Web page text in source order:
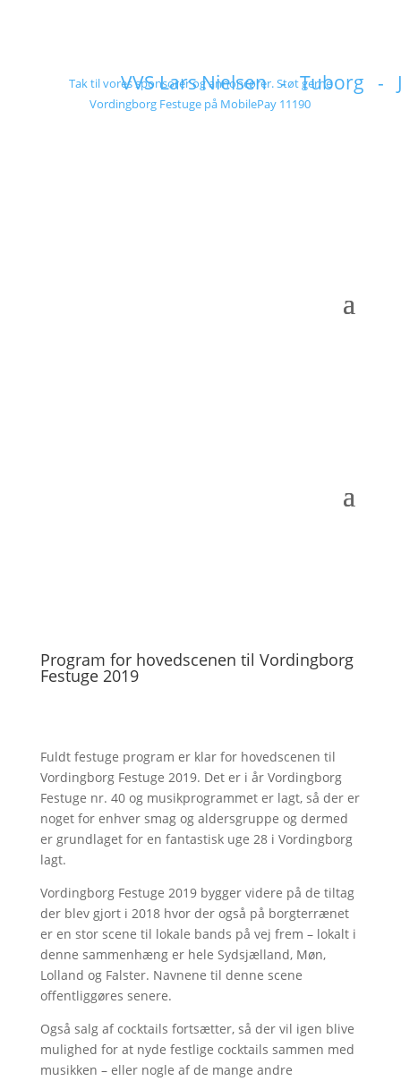
Tak til vores sponsorer og annoncører. Støt gerne
Vordingborg Festuge på MobilePay 11190
VVS Lars Nielsen - Tuborg -
Program for hovedscenen til Vordingborg
Festuge 2019
Fuldt festuge program er klar for hovedscenen til
Vordingborg Festuge 2019. Det er i år Vordingborg
Festuge nr. 40 og musikprogrammet er lagt, så der er
noget for enhver smag og aldersgruppe og dermed
er grundlaget for en fantastisk uge 28 i Vordingborg
lagt.
Vordingborg Festuge 2019 bygger videre på de tiltag
der blev gjort i 2018 hvor der også på borgterrænet
er en stor scene til lokale bands på vej frem – lokalt i
denne sammenhæng er hele Sydsjælland, Møn,
Lolland og Falster. Navnene til denne scene
offentliggøres senere.
Også salg af cocktails fortsætter, så der vil igen blive
mulighed for at nyde festlige cocktails sammen med
musikken – eller nogle af de mange andre